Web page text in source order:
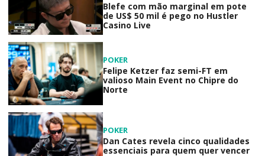
Blefe com mão marginal em pote
de US$ 50 mil é pego no Hustler
Casino Live
POKER
Felipe Ketzer faz semi-FT em
valioso Main Event no Chipre do
Norte
POKER
Dan Cates revela cinco qualidades
essenciais para quem quer vencer